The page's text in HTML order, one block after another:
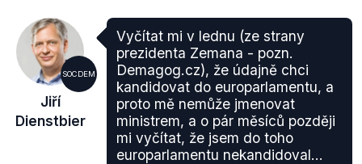
SOCDEM
Jiří
Dienstbier
Vyčítat mi v lednu (ze strany
prezidenta Zemana - pozn.
Demagog.cz), že údajně chci
kandidovat do europarlamentu, a
proto mě nemůže jmenovat
ministrem, a o pár měsíců později
mi vyčítat, že jsem do toho
europarlamentu nekandidoval...